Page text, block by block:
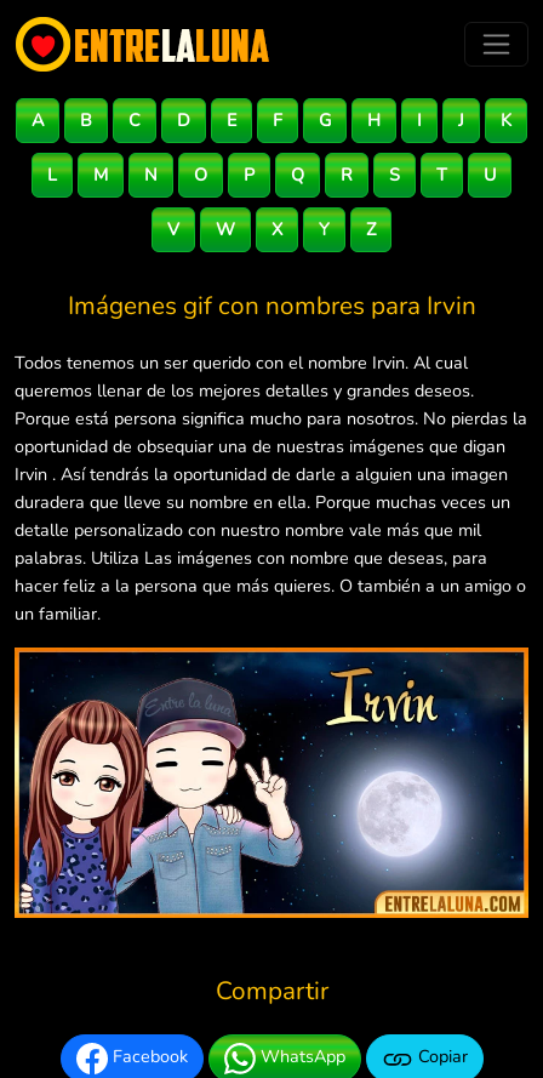
A B C D E F G H I J K
L M N O P Q R S T U
V W X Y Z
Imágenes gif con nombres para Irvin
Todos tenemos un ser querido con el nombre Irvin. Al cual
queremos llenar de los mejores detalles y grandes deseos.
Porque está persona significa mucho para nosotros. No pierdas la
oportunidad de obsequiar una de nuestras imágenes que digan
Irvin . Así tendrás la oportunidad de darle a alguien una imagen
duradera que lleve su nombre en ella. Porque muchas veces un
detalle personalizado con nuestro nombre vale más que mil
palabras. Utiliza Las imágenes con nombre que deseas, para
hacer feliz a la persona que más quieres. O también a un amigo o
un familiar.
Compartir
Facebook WhatsApp Copiar